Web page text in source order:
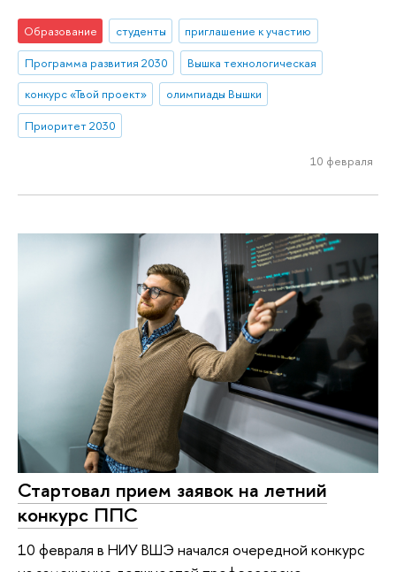
Образование студенты
приглашение к участию
Программа развития 2030
Вышка технологическая
конкурс «Твой проект»
олимпиады Вышки
Приоритет 2030
10 февраля
Стартовал прием заявок на летний
конкурс ППС
10 февраля в НИУ ВШЭ начался очередной конкурс